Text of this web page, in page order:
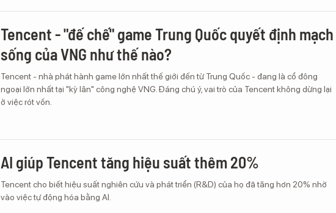
Tencent - "đế chế" game Trung Quốc quyết định mạch
sống của VNG như thế nào?
Tencent - nhà phát hành game lớn nhất thế giới đến từ Trung Quốc - đang là cổ đông
ngoại lớn nhất tại "kỳ lân" công nghệ VNG. Đáng chú ý, vai trò của Tencent không dừng lại
ở việc rót vốn.
AI giúp Tencent tăng hiệu suất thêm 20%
Tencent cho biết hiệu suất nghiên cứu và phát triển (R&D) của họ đã tăng hơn 20% nhờ
vào việc tự động hóa bằng AI.